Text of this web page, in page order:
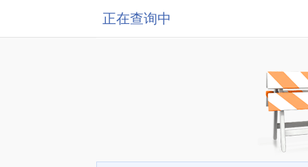
正在查询中